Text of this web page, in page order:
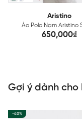
Aristino
Áo Polo Nam Aristino
APS055S3
650,000₫
Gợi ý dành cho
-40%